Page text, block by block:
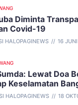
Diminta
Covid-19
HALOPAGINEWS 16
Lewat Doa
Keselamatan
HALOPAGINEWS 18